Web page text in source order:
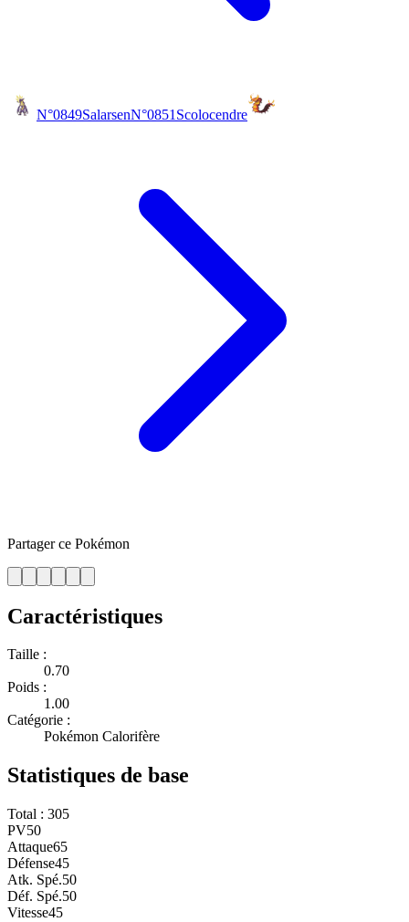
N°0849SalarsenN°0851 Scolocendre
Partager ce Pokémon
Caractéristiques
Taille :
0.70
Poids :
1.00
Catégorie :
Pokémon Calorifère
Statistiques de base
Total : 305
PV50
Attaque65
Défense45
Atk. Spé.50
Déf. Spé.50
Vitesse45